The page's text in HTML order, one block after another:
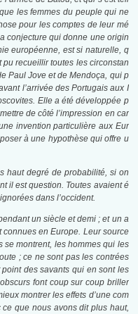
les femmes du peuple qui ne
pour les comptes de leur mé
conjecture qui donne une origin
européenne, est si naturelle, q
pu recueillir toutes les circonstan
Paul Jove et de Mendoça, qui p
l’arrivée des Portugais aux I
Elle a été développée p
de côté l’impression en car
invention particulière aux Eur
à une hypothèse qui offre u
haut degré de probabilité, si on
il est question. Toutes avaient é
dans l’occident.
un siècle et demi ; et un a
en Europe. Leur source
montrent, les hommes qui les
; ce ne sont pas les contrées
des savants qui en sont les
font coup sur coup briller
montrer les effets d’une com
ce que nous avons dit plus haut,